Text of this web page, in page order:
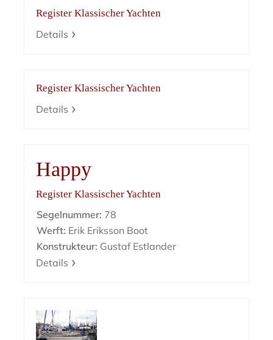
Register Klassischer Yachten
Details
Register Klassischer Yachten
Details
Happy
Register Klassischer Yachten
Segelnummer: 78
Werft: Erik Eriksson Boot
Konstrukteur: Gustaf Estlander
Details